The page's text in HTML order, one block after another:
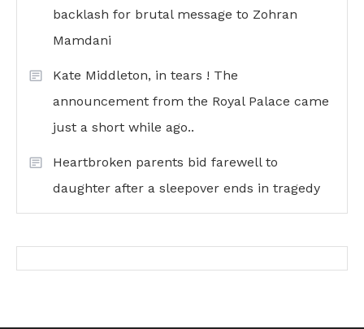
backlash for brutal message to Zohran
Mamdani
Kate Middleton, in tears ! The
announcement from the Royal Palace came
just a short while ago..
Heartbroken parents bid farewell to
daughter after a sleepover ends in tragedy